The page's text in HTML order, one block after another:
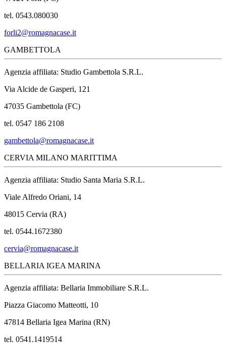
tel. 0543.080030
forli2@romagnacase.it
GAMBETTOLA
Agenzia affiliata: Studio Gambettola S.R.L.
Via Alcide de Gasperi, 121
47035 Gambettola (FC)
tel. 0547 186 2108
gambettola@romagnacase.it
CERVIA MILANO MARITTIMA
Agenzia affiliata: Studio Santa Maria S.R.L.
Viale Alfredo Oriani, 14
48015 Cervia (RA)
tel. 0544.1672380
cervia@romagnacase.it
BELLARIA IGEA MARINA
Agenzia affiliata: Bellaria Immobiliare S.R.L.
Piazza Giacomo Matteotti, 10
47814 Bellaria Igea Marina (RN)
tel. 0541.1419514